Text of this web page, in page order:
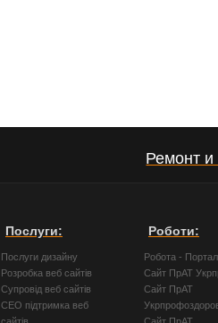
Ремонт
Послуги:
Послуги дизайну
Розробка веб сайтів
Супровід веб сайтів
СЕО підтримка веб
Роботи:
Робота -
Сайт ПрАТ
Сайт ПрАТ